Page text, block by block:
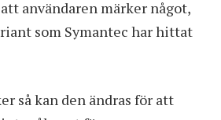
användaren märker något,
som Symantec har hittat
så kan den ändras för att